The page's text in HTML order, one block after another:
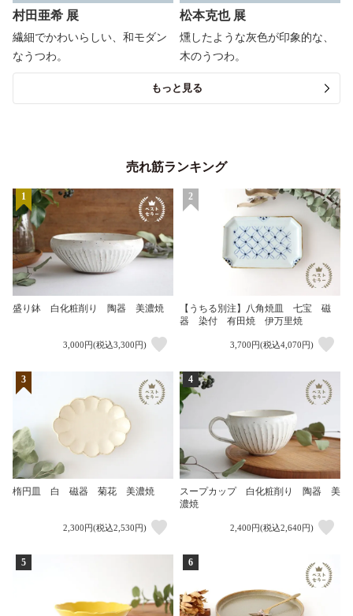
村田亜希 展
繊細でかわいらしい、和モダン
なうつわ。
松本克也 展
燻したような灰色が印象的な、
木のうつわ。
もっと見る
売れ筋ランキング
1
盛り鉢 白化粧削り 陶器 美濃焼
3,000円(税込3,300円)
2
【うちる別注】八角焼皿 七宝 磁
器 染付 有田焼 伊万里焼
3,700円(税込4,070円)
3
楕円皿 白 磁器 菊花 美濃焼
2,300円(税込2,530円)
4
スープカップ 白化粧削り 陶器 美
濃焼
2,400円(税込2,640円)
5 6